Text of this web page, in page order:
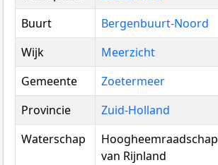
Buurt
Bergenbuurt-Noord
Wijk
Meerzicht
Gemeente
Zoetermeer
Provincie
Zuid-Holland
Waterschap
Hoogheemraadschap
van Rijnland